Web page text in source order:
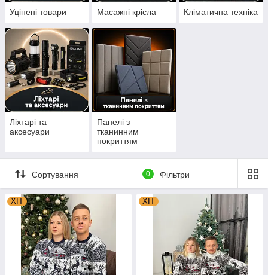
Уцінені товари Масажні крісла Кліматична техніка
Ліхтарі та
аксесуари
Панелі з
тканинним
покриттям
Сортування 0 Фільтри
ХІТ ХІТ